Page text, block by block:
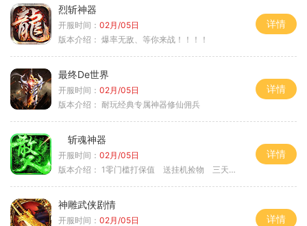
烈斩神器
开服时间： 02月/05日
版本介绍： 爆率无敌、等你来战！！！！
详情
最终De世界
开服时间： 02月/05日
版本介绍： 耐玩经典专属神器修仙佣兵
详情
斩魂神器
开服时间： 02月/05日
版本介绍： 1零门槛打保值 送挂机捡物 三天合区
详情
神雕武侠剧情
开服时间： 02月/05日
详情